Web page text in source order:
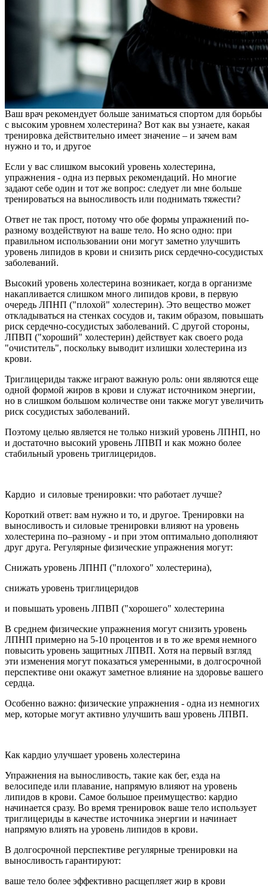
Ваш врач рекомендует больше заниматься спортом для борьбы
с высоким уровнем холестерина? Вот как вы узнаете, какая
тренировка действительно имеет значение – и зачем вам
нужно и то, и другое
Если у вас слишком высокий уровень холестерина,
упражнения - одна из первых рекомендаций. Но многие
задают себе один и тот же вопрос: следует ли мне больше
тренироваться на выносливость или поднимать тяжести?
Ответ не так прост, потому что обе формы упражнений по-
разному воздействуют на ваше тело. Но ясно одно: при
правильном использовании они могут заметно улучшить
уровень липидов в крови и снизить риск сердечно-сосудистых
заболеваний.
Высокий уровень холестерина возникает, когда в организме
накапливается слишком много липидов крови, в первую
очередь ЛПНП ("плохой" холестерин). Это вещество может
откладываться на стенках сосудов и, таким образом, повышать
риск сердечно-сосудистых заболеваний. С другой стороны,
ЛПВП ("хороший" холестерин) действует как своего рода
"очиститель", поскольку выводит излишки холестерина из
крови.
Триглицериды также играют важную роль: они являются еще
одной формой жиров в крови и служат источником энергии,
но в слишком большом количестве они также могут увеличить
риск сосудистых заболеваний.
Поэтому целью является не только низкий уровень ЛПНП, но
и достаточно высокий уровень ЛПВП и как можно более
стабильный уровень триглицеридов.
Кардио и силовые тренировки: что работает лучше?
Короткий ответ: вам нужно и то, и другое. Тренировки на
выносливость и силовые тренировки влияют на уровень
холестерина по–разному - и при этом оптимально дополняют
друг друга. Регулярные физические упражнения могут:
Снижать уровень ЛПНП ("плохого" холестерина),
снижать уровень триглицеридов
и повышать уровень ЛПВП ("хорошего" холестерина
В среднем физические упражнения могут снизить уровень
ЛПНП примерно на 5-10 процентов и в то же время немного
повысить уровень защитных ЛПВП. Хотя на первый взгляд
эти изменения могут показаться умеренными, в долгосрочной
перспективе они окажут заметное влияние на здоровье вашего
сердца.
Особенно важно: физические упражнения - одна из немногих
мер, которые могут активно улучшить ваш уровень ЛПВП.
Как кардио улучшает уровень холестерина
Упражнения на выносливость, такие как бег, езда на
велосипеде или плавание, напрямую влияют на уровень
липидов в крови. Самое большое преимущество: кардио
начинается сразу. Во время тренировок ваше тело использует
триглицериды в качестве источника энергии и начинает
напрямую влиять на уровень липидов в крови.
В долгосрочной перспективе регулярные тренировки на
выносливость гарантируют:
ваше тело более эффективно расщепляет жир в крови